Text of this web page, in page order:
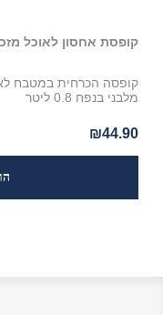
קופסת אחסון לאוכל מזכוכית 0.8
קופסה הכרחית במטבח
מלבני בנפח 0.8 ליטר
₪44.90